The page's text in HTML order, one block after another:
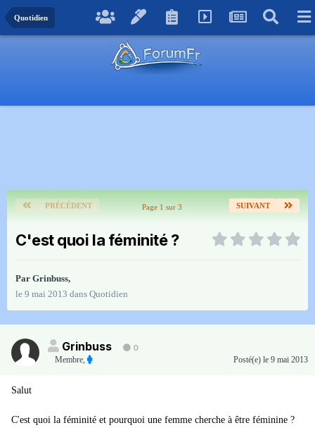
Quotidien
PRÉCÉDENT SUIVANT
Page 1 sur 3
C'est quoi la féminité ?
Par Grinbuss,
le 9 mai 2013 dans Quotidien
Grinbuss
0
Membre, Posté(e) le 9 mai 2013
Salut
C'est quoi la féminité et pourquoi une femme cherche à être féminine ?